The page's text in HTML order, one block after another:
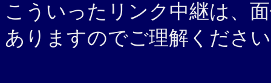
こういったリンク中継は、
ありますのでご理解くださ